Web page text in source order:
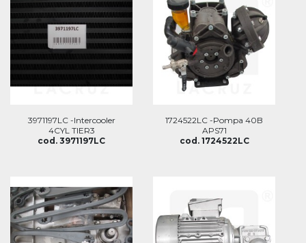
3971197LC -Intercooler
4CYL TIER3
cod. 3971197LC
1724522LC -Pompa 40B
APS71
cod. 1724522LC